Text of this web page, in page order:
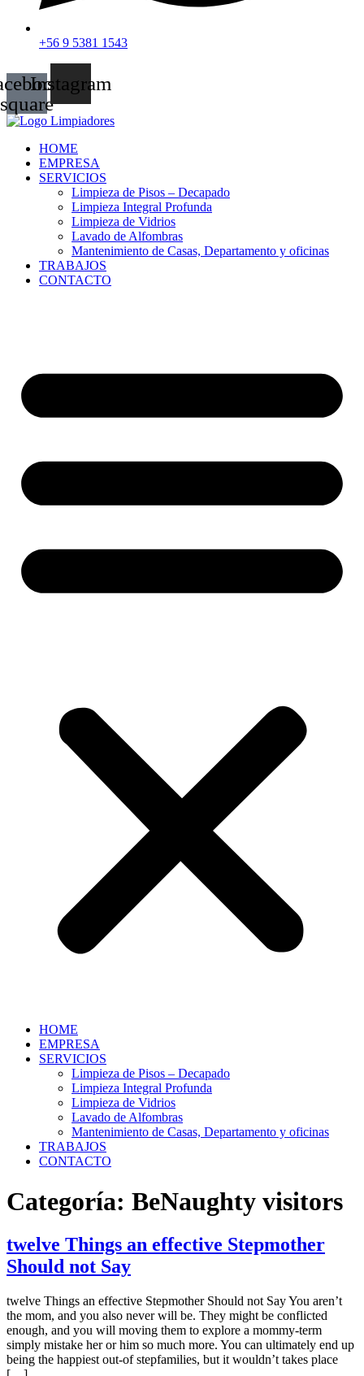
+56 9 5381 1543
square
Instagram
HOME
EMPRESA
SERVICIOS
Limpieza de Pisos – Decapado
Limpieza Integral Profunda
Limpieza de Vidrios
Lavado de Alfombras
Mantenimiento de Casas, Departamento y oficinas
TRABAJOS
CONTACTO
HOME
EMPRESA
SERVICIOS
Limpieza de Pisos – Decapado
Limpieza Integral Profunda
Limpieza de Vidrios
Lavado de Alfombras
Mantenimiento de Casas, Departamento y oficinas
TRABAJOS
CONTACTO
Categoría: BeNaughty visitors
twelve Things an effective Stepmother
Should not Say
twelve Things an effective Stepmother Should not Say You aren’t
the mom, and you also never will be. They might be conflicted
enough, and you will moving them to explore a mommy-term
simply mistake her or him so much more. You can ultimately end up
being the happiest out-of stepfamilies, but it wouldn’t takes place